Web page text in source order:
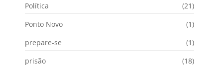
Política
(21)
Ponto Novo
(1)
prepare-se
(1)
prisão
(18)